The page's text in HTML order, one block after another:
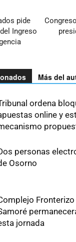
pide
Ingreso
Más del
ordena
online y
personas
Osorno
jornada